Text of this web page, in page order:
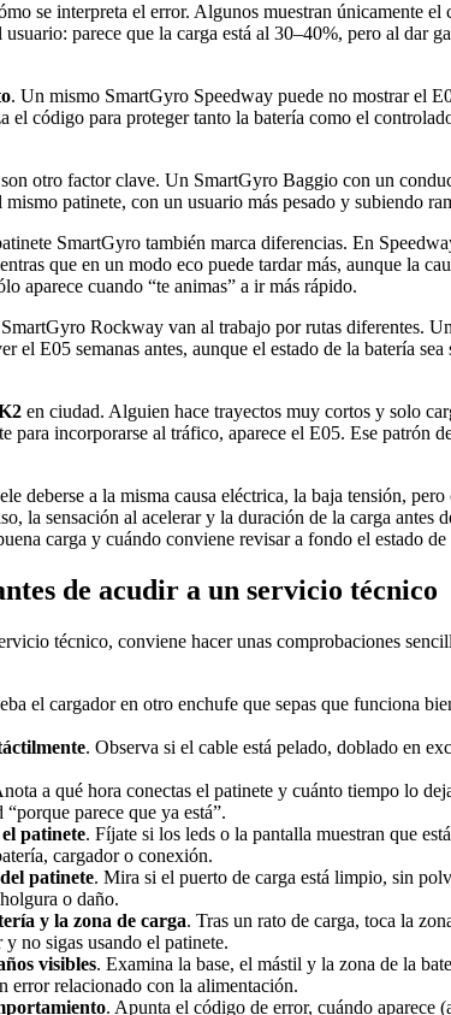
se interpreta el error. Algunos muestran únicamente
parece que la carga está al 30–40%, pero al dar
. Un mismo SmartGyro Speedway puede no mostrar el
el código para proteger tanto la batería como el
son otro factor clave. Un SmartGyro Baggio con un
patinete, con un usuario más pesado y subiendo
SmartGyro también marca diferencias. En
que en un modo eco puede tardar más, aunque la
aparece cuando “te animas” a ir más rápido.
Rockway van al trabajo por rutas diferentes.
el E05 semanas antes, aunque el estado de la batería
en ciudad. Alguien hace trayectos muy cortos y solo
para incorporarse al tráfico, aparece el E05. Ese patrón
deberse a la misma causa eléctrica, la baja tensión,
la sensación al acelerar y la duración de la carga
carga y cuándo conviene revisar a fondo el estado de
de acudir a un servicio técnico
técnico, conviene hacer unas comprobaciones
el cargador en otro enchufe que sepas que funciona
. Observa si el cable está pelado, doblado en
a qué hora conectas el patinete y cuánto tiempo lo
parece que ya está”.
patinete. Fíjate si los leds o la pantalla muestran que
cargador o conexión.
patinete. Mira si el puerto de carga está limpio, sin
o daño.
y la zona de carga. Tras un rato de carga, toca la
no sigas usando el patinete.
visibles. Examina la base, el mástil y la zona de la
error relacionado con la alimentación.
. Apunta el código de error, cuándo aparece